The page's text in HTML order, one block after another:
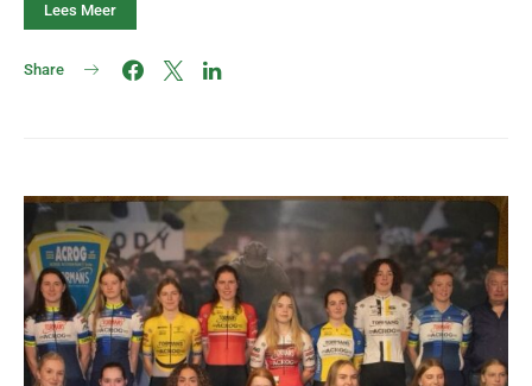
Lees Meer
Share